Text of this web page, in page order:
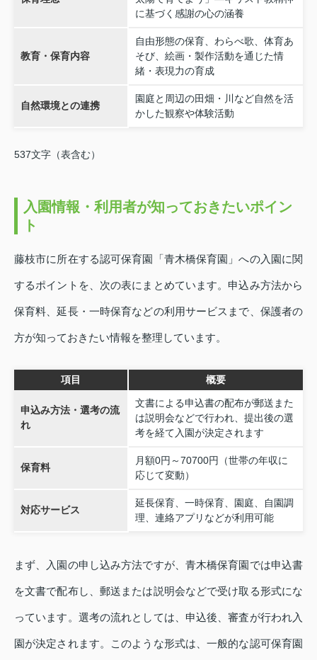
に基づく感謝の心の涵養
教育・保育内容
自由形態の保育、わらべ歌、体育あ
そび、絵画・製作活動を通じた情
緒・表現力の育成
自然環境との連携
園庭と周辺の田畑・川など自然を活
かした観察や体験活動
537文字（表含む）
入園情報・利用者が知っておきたいポイン
ト
藤枝市に所在する認可保育園「青木橋保育園」への入園に関
するポイントを、次の表にまとめています。申込み方法から
保育料、延長・一時保育などの利用サービスまで、保護者の
方が知っておきたい情報を整理しています。
項目 概要
申込み方法・選考の流
れ
文書による申込書の配布が郵送また
は説明会などで行われ、提出後の選
考を経て入園が決定されます
保育料
月額0円～70700円（世帯の年収に
応じて変動）
対応サービス
延長保育、一時保育、園庭、自園調
理、連絡アプリなどが利用可能
まず、入園の申し込み方法ですが、青木橋保育園では申込書
を文書で配布し、郵送または説明会などで受け取る形式にな
っています。選考の流れとしては、申込後、審査が行われ入
園が決定されます。このような形式は、一般的な認可保育園